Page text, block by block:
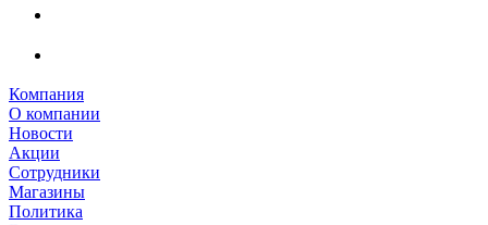
Компания
О компании
Новости
Акции
Сотрудники
Магазины
Политика